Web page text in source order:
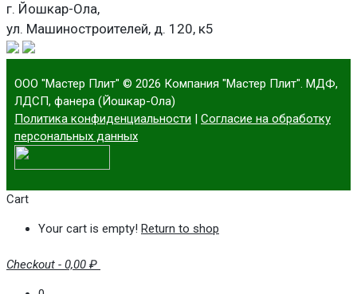
г. Йошкар-Ола,
ул. Машиностроителей, д. 120, к5
ООО "Мастер Плит" © 2026 Компания "Мастер Плит". МДФ,
ЛДСП, фанера (Йошкар-Ола)
Политика конфиденциальности | Согласие на обработку
персональных данных
Cart
Your cart is empty! Return to shop
Checkout - 0,00 ₽